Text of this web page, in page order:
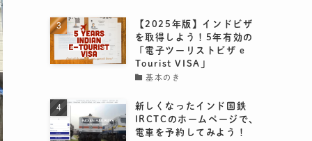
【2025年版】インドビザ
を取得しよう！5年有効の
「電子ツーリストビザ e
Tourist VISA」
基本のき
新しくなったインド国鉄
IRCTCのホームページで、
電車を予約してみよう！